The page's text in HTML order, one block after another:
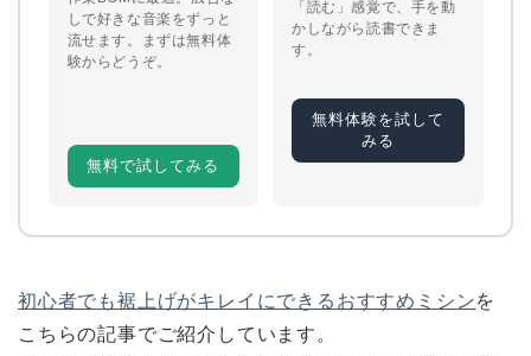
しで好きな音楽をずっと
流せます。まずは無料体
験からどうぞ。
無料で試してみる
「読む」感覚で、手を動
かしながら読書できま
す。
無料体験を試して
みる
初心者でも裾上げがキレイにできるおすすめミシンを
こちらの記事でご紹介しています。